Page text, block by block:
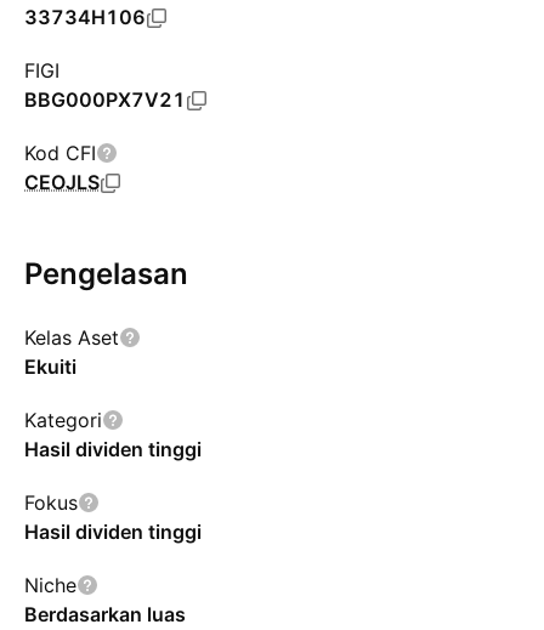
33734H106
FIGI
BBG000PX7V21
Kod CFI
CEOJLS
Pengelasan
Kelas Aset
Ekuiti
Kategori
Hasil dividen tinggi
Fokus
Hasil dividen tinggi
Niche
Berdasarkan luas